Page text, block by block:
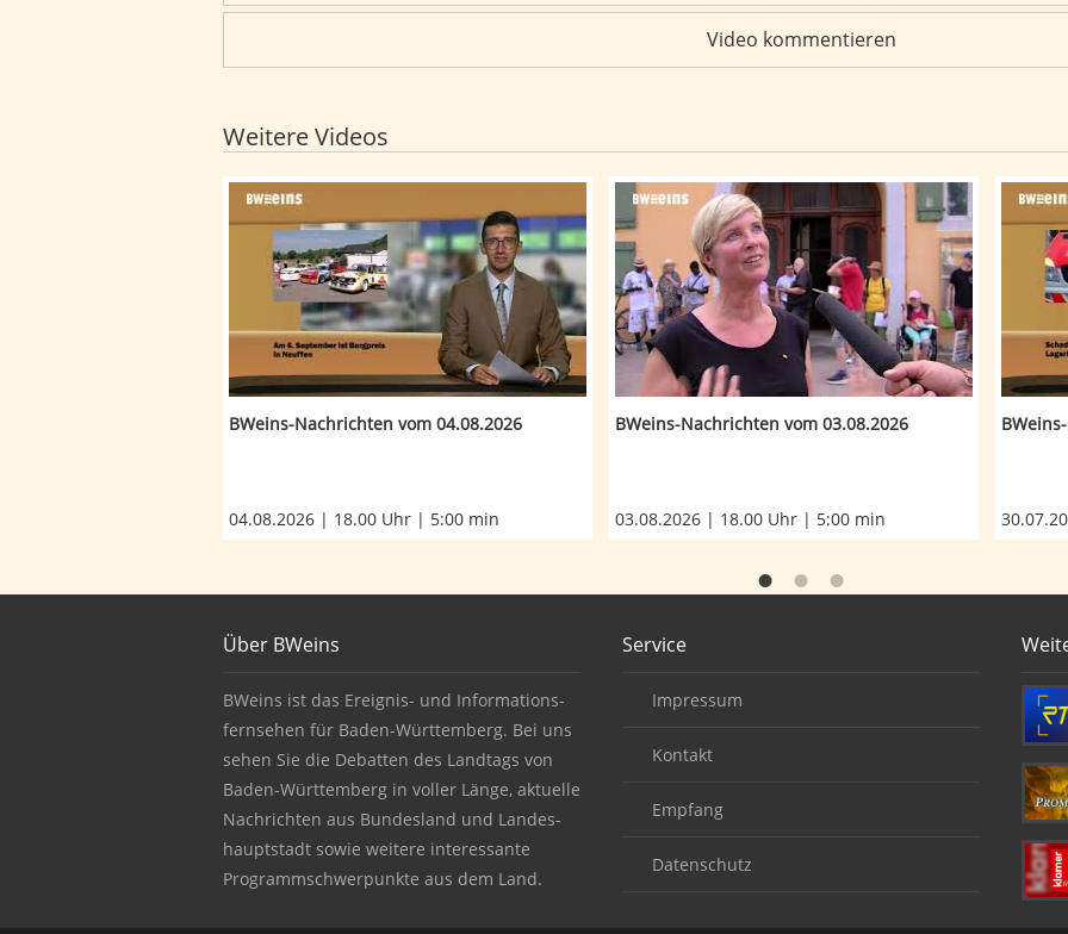
Video kommentieren
Weitere Videos
BWeins-Nachrichten: BWeins-Nachrichten vom 04.08.2026
BWeins-Nachrichten vom 04.08.2026
04.08.2026 | 18.00 Uhr | 5:00 min
BWeins-Nachrichten: BWeins-Nachrichten vom
BWeins-Nachrichten vom 03.08.2026
03.08.2026 | 18.00 Uhr | 5:00 min
About BWeins
Über BWeins
BWeins ist das Ereignis- und Informations-
fernsehen für Baden-Württemberg. Bei uns
sehen Sie die Debatten des Landtags von
Baden-Württemberg in voller Länge, aktuelle
Nachrichten aus Bundesland und Landes-
hauptstadt sowie weitere interessante
Programmschwerpunkte aus dem Land.
Service
Impressum
Kontakt
Empfang
Datenschutz